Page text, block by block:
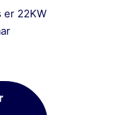
er 22KW